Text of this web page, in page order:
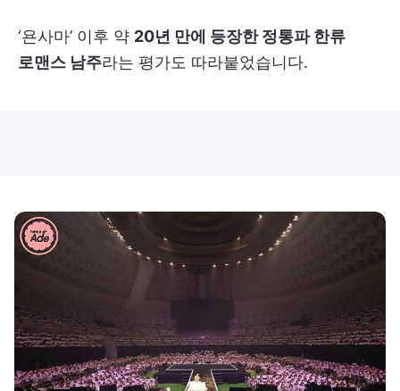
‘욘사마’ 이후 약 20년 만에 등장한 정통파 한류
로맨스 남주라는 평가도 따라붙었습니다.